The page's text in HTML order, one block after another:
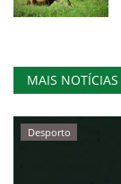
MAIS NOTÍCIAS
Desporto